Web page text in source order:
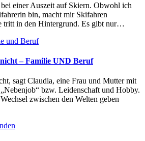
bin, macht mir Skifahren
tritt in den Hintergrund. Es gibt nur…
und Beruf
– Familie UND Beruf
bzw. Leidenschaft und Hobby.
zwischen den Welten geben